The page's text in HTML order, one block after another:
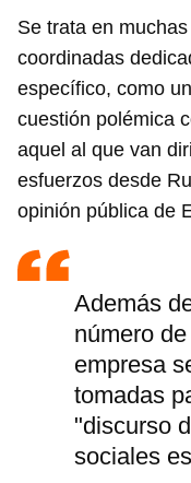
Se trata en
coordinadas
específico, como
cuestión polémica
aquel al que van
esfuerzos desde
opinión pública de
Además
número
empresa
tomadas
"discurso
sociales